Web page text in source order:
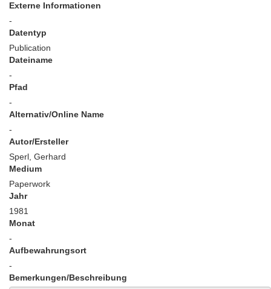
Externe Informationen
-
Datentyp
Publication
Dateiname
-
Pfad
-
Alternativ/Online Name
-
Autor/Ersteller
Sperl, Gerhard
Medium
Paperwork
Jahr
1981
Monat
-
Aufbewahrungsort
-
Bemerkungen/Beschreibung